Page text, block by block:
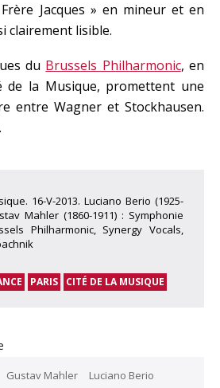
Jacques » en mineur et en
clairement lisible.
du Brussels Philharmonic, en
de la Musique, promettent une
entre Wagner et Stockhausen.
16-V-2013. Luciano Berio (1925-
Mahler (1860-1911) : Symphonie
Philharmonic, Synergy Vocals,
PARIS CITÉ DE LA MUSIQUE
Gustav Mahler
Luciano Berio